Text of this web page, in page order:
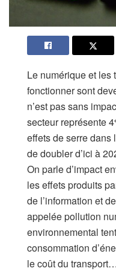
Le numérique et les
fonctionner sont
n’est pas sans
secteur représente
effets de serre dans
de doubler d’ici à
On parle d’impact
les effets produits
de l’information et
appelée pollution
environnemental
consommation
le coût du